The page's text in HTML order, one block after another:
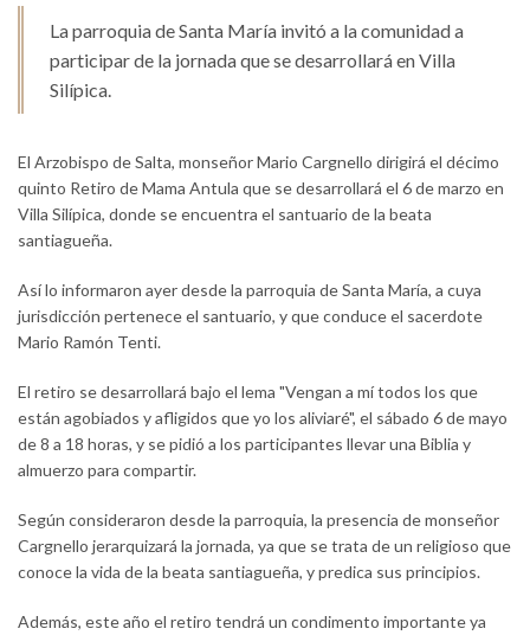
La parroquia de Santa María invitó a la comunidad a
participar de la jornada que se desarrollará en Villa
Silípica.
El Arzobispo de Salta, monseñor Mario Cargnello dirigirá el décimo
quinto Retiro de Mama Antula que se desarrollará el 6 de marzo en
Villa Silípica, donde se encuentra el santuario de la beata
santiagueña.
Así lo informaron ayer desde la parroquia de Santa María, a cuya
jurisdicción pertenece el santuario, y que conduce el sacerdote
Mario Ramón Tenti.
El retiro se desarrollará bajo el lema "Vengan a mí todos los que
están agobiados y afligidos que yo los aliviaré", el sábado 6 de mayo
de 8 a 18 horas, y se pidió a los participantes llevar una Biblia y
almuerzo para compartir.
Según consideraron desde la parroquia, la presencia de monseñor
Cargnello jerarquizará la jornada, ya que se trata de un religioso que
conoce la vida de la beata santiagueña, y predica sus principios.
Además, este año el retiro tendrá un condimento importante ya